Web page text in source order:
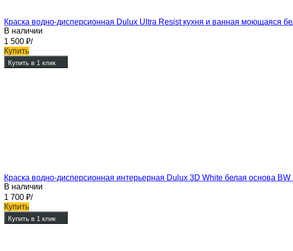
Краска водно-дисперсионная Dulux Ultra Resist кухня и ванная моющаяся
В наличии
1 500 ₽/
Купить
Купить в 1 клик
Краска водно-дисперсионная интерьерная Dulux 3D White белая основа BW
В наличии
1 700 ₽/
Купить
Купить в 1 клик